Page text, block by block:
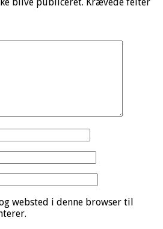
websted i denne browser til